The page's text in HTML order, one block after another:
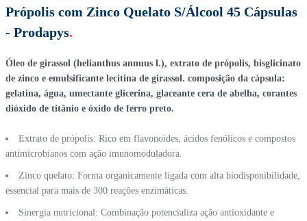
Própolis com Zinco Quelato S/Álcool 45 Cápsulas
- Prodapys.
Óleo de girassol (helianthus annuus l.), extrato de própolis, bisglicinato
de zinco e emulsificante lecitina de girassol. composição da cápsula:
gelatina, água, umectante glicerina, glaceante cera de abelha, corantes
dióxido de titânio e óxido de ferro preto.
Extrato de própolis: Rico em flavonoides, ácidos fenólicos e compostos
antimicrobianos com ação imunomoduladora.
Zinco quelato: Forma organicamente ligada com alta biodisponibilidade,
essencial para mais de 300 reações enzimáticas.
Sinergia nutricional: Combinação potencializa ação antioxidante e